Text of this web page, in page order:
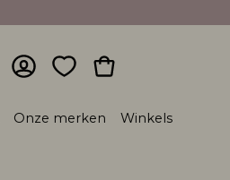
Onze merken Winkels